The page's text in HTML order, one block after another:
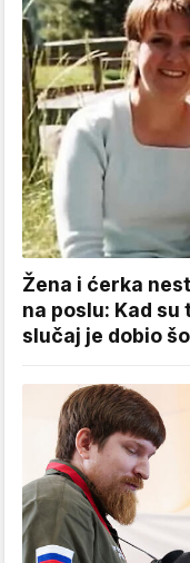
Žena i ćerka
na poslu: Kad
slučaj je dobio